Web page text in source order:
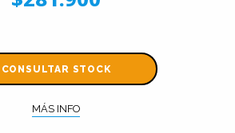
CONSULTAR STOCK
MÁS INFO